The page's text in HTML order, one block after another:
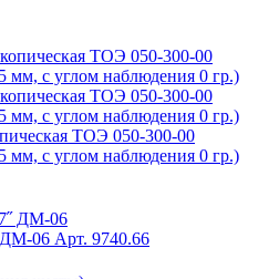
ТОЭ 050-300-00
мм, с углом наблюдения 0 гр.)
ДМ-06 Арт. 9740.66